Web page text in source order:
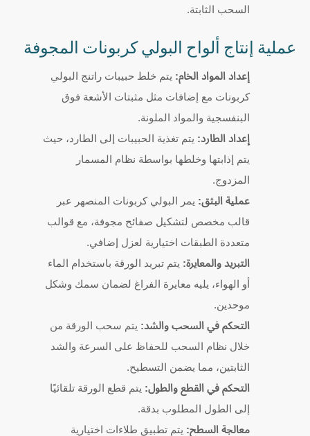
السحب الثابتة.
عملية إنتاج ألواح البولي كربونات المجوفة
إعداد المواد الخام: يتم خلط حبيبات راتنج البولي
كربونات مع إضافات مثل مثبتات الأشعة فوق
البنفسجية والمواد الملونة.
إعداد الطارد: يتم تغذية الحبيبات إلى الطارد، حيث
يتم إذابتها وخلطها بواسطة نظام المسمار
المزدوج.
عملية البثق: يمر البولي كربونات المنصهر عبر
قالب مخصص لتشكيل صفائح مجوفة، مع قوالب
متعددة الطبقات اختيارية لعزل إضافي.
التبريد والمعايرة: يتم تبريد الورقة باستخدام الماء
أو الهواء، يليه معايرة الفراغ لضمان سمك وشكل
موحدين.
التحكم في السحب والشد: يتم سحب الورقة من
خلال نظام السحب للحفاظ على السرعة والشد
الثابتين، مما يضمن التسطيح.
التحكم في القطع والطول: يتم قطع الورقة تلقائيًا
إلى الطول المطلوب بدقة.
معالجة السطح: يتم تطبيق طلاءات اختيارية